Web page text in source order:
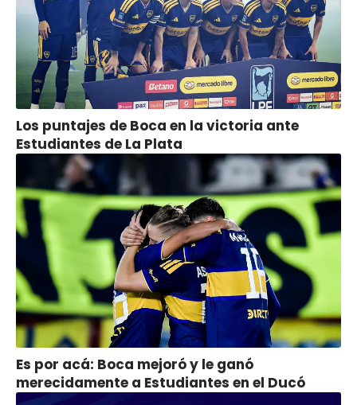
Los puntajes de Boca en la victoria ante
Estudiantes de La Plata
Es por acá: Boca mejoró y le ganó
merecidamente a Estudiantes en el Ducó